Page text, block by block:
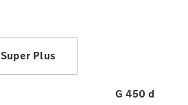
Super Plus
G 450 d